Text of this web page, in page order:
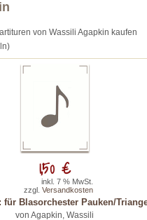
von Wassili Agapkin kaufen
Blasorchester Pauken/
von Agapkin, Wassili
1,50 €
inkl. 7 % MwSt.
zzgl. Versandkosten